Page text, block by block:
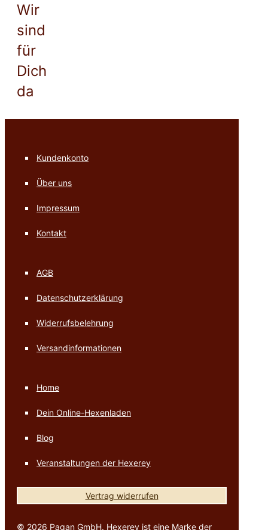
Wir
sind
für
Dich
da
Kundenkonto
Über uns
Impressum
Kontakt
AGB
Datenschutzerklärung
Widerrufsbelehrung
Versandinformationen
Home
Dein Online-Hexenladen
Blog
Veranstaltungen der Hexerey
Vertrag widerrufen
© 2026 Pagan GmbH. Hexerey ist eine Marke der